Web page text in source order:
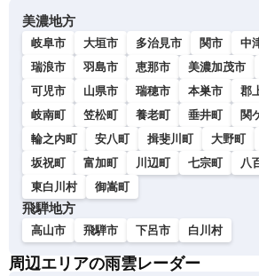
美濃地方
岐阜市 大垣市 多治見市 関市 中
瑞浪市
羽島市 恵那市 美濃加茂市
可児市
山県市 瑞穂市 本巣市 郡
岐南町
笠松町 養老町 垂井町 関
輪之内町
安八町 揖斐川町 大野町
坂祝町
富加町 川辺町 七宗町 八
東白川村
御嵩町
飛騨地方
高山市 飛騨市 下呂市 白川村
周辺エリアの雨雲レーダー